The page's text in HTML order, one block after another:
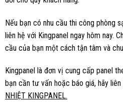
Nếu bạn có nhu cầu thi công phòng
liên hệ với Kingpanel ngay hôm nay.
cầu của bạn một cách tận tâm và
Kingpanel là đơn vị cung cấp panel
bạn cần tư vấn hoặc báo giá, hãy liên
NHIỆT KINGPANEL.